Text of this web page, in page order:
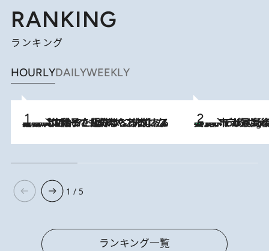
RANKING
ランキング
HOURLYDAILYWEEKLY
2026.8.5
【阿川佐和子さんの年とる力】なぜ70代で始めた趣味は“こんなに楽しい”のか？ ピアノ、俳句…スランプに陥っても続けられる“ある秘訣”とは 10 Hours Ago
美食、デザイン、ホスピタリティのすべてが最高峰！ ノルウェー第4の都市スタヴァンゲルの
1 / 5
ランキング一覧